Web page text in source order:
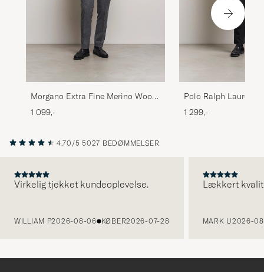
Morgano Extra Fine Merino Wool
Crewneck Dark Brown
1 099,-
Polo Ralph Lauren
Crew Neck Pullover
Heather
1 299,-
4.70/5 5027 BEDØMMELSER
Virkelig tjekket kundeoplevelse.
WILLIAM P2026-08-06 KØBER2026-07-28
Lækkert
MARK U2026-